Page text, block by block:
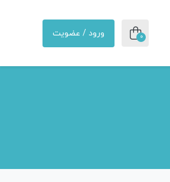
0 ورود / عضویت